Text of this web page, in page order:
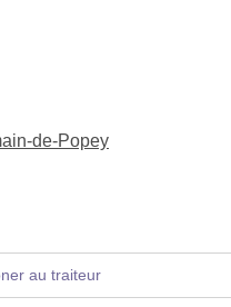
de-Popey
au traiteur